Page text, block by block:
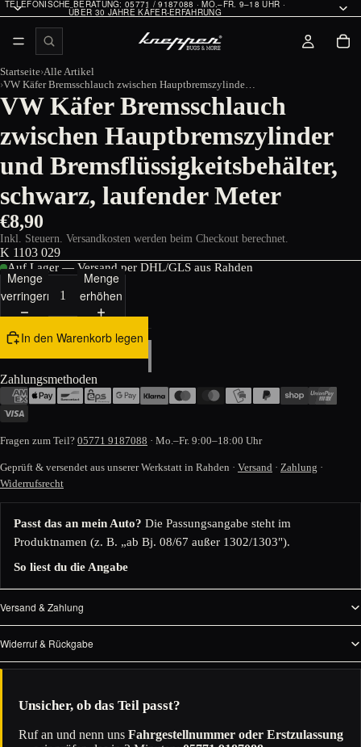
TELEFONISCHE BERATUNG: 05771 / 9187088 · MO.–FR. 9–18 UHR ·
ÜBER 30 JAHRE KÄFER-ERFAHRUNG
Startseite Alle Artikel
VW Käfer Bremsschlauch zwischen Hauptbremszylinder und Bremsflüssigkeitsbehälter, schwarz, laufender Meter
VW Käfer Bremsschlauch
zwischen Hauptbremszylinder
und Bremsflüssigkeitsbehälter,
schwarz, laufender Meter
€8,90
Inkl. Steuern. Versandkosten werden beim Checkout berechnet.
K 1103 029
Auf Lager — Versand per DHL/GLS aus Rahden
Menge
verringern
Menge
erhöhen
In den Warenkorb legen
Zahlungsmethoden
Fragen zum Teil? 05771 9187088 · Mo.–Fr. 9:00–18:00 Uhr
Geprüft & versendet aus unserer Werkstatt in Rahden · Versand · Zahlung ·
Widerrufsrecht
Passt das an mein Auto? Die Passungsangabe steht im
Produktnamen (z. B. „ab Bj. 08/67 außer 1302/1303").
So liest du die Angabe
Versand & Zahlung
Widerruf & Rückgabe
Unsicher, ob das Teil passt?
Ruf an und nenn uns Fahrgestellnummer oder Erstzulassung